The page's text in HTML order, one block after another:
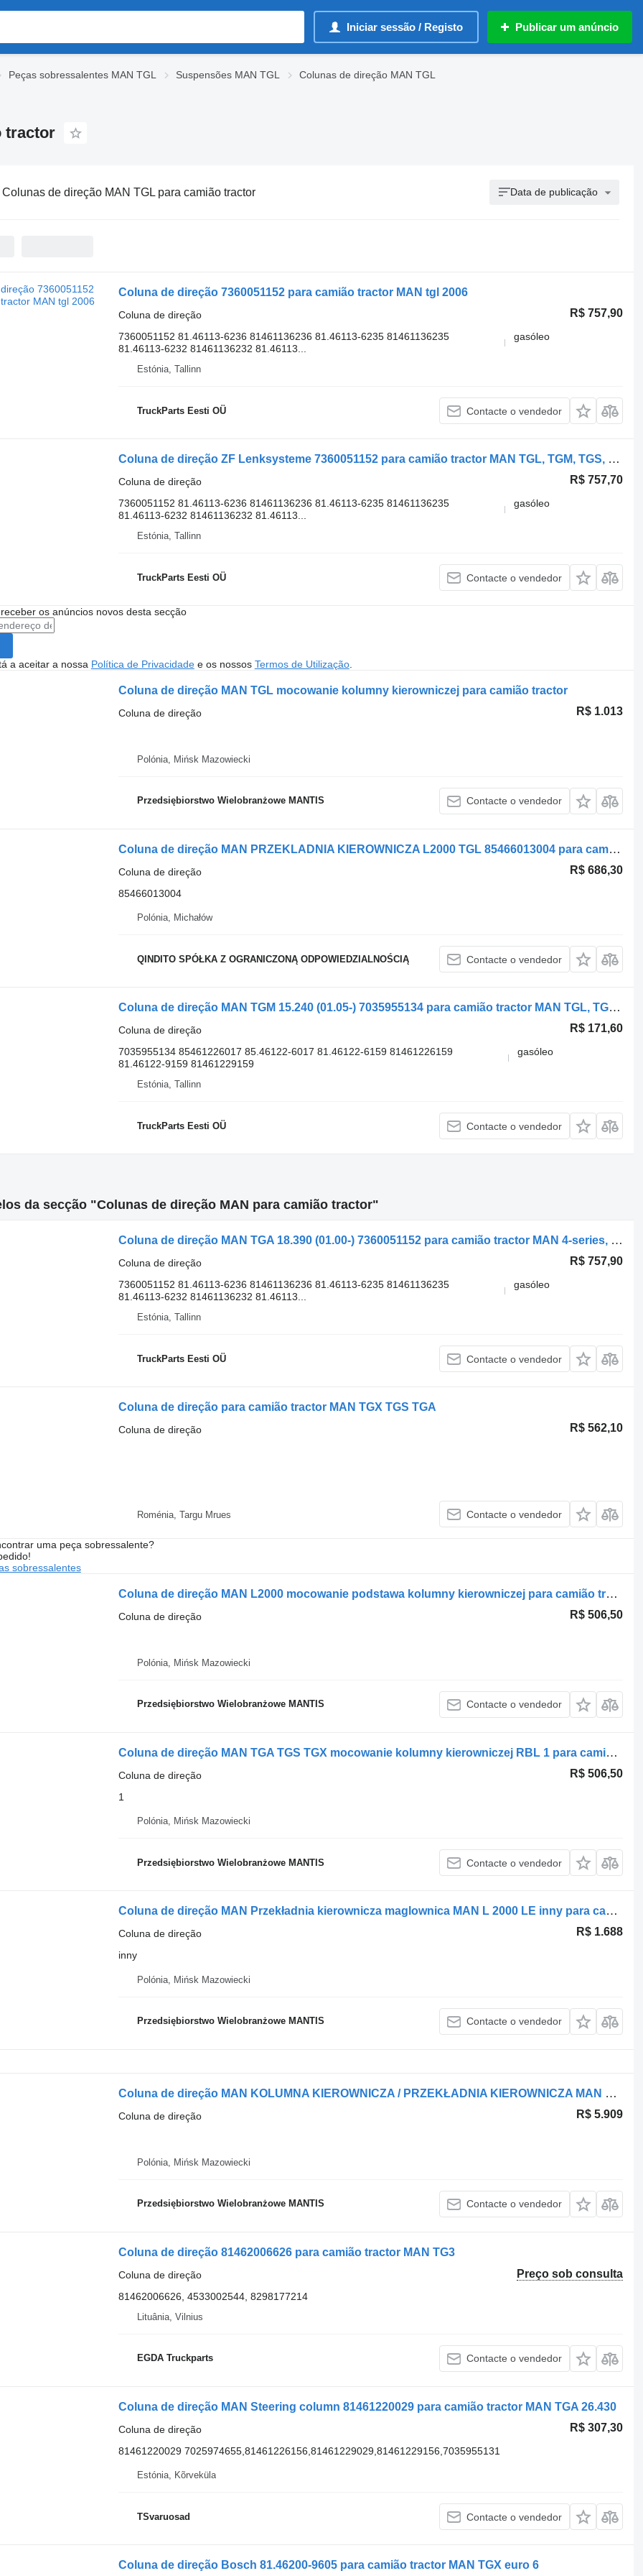
Iniciar sessão / Registo Publicar um anúncio
Peças sobressalentes MAN TGL Suspensões MAN TGL
Colunas de direção MAN TGL
tractor
Colunas de direção MAN TGL para camião tractor Data de publicação
Coluna de direção 7360051152 para camião tractor MAN tgl 2006
R$ 757,90
Coluna de direção
7360051152 81.46113-6236 81461136236 81.46113-6235 81461136235
81.46113-6232 81461136232 81.46113...
gasóleo
Estónia, Tallinn
TruckParts Eesti OÜ Contacte o vendedor
Coluna de direção ZF Lenksysteme 7360051152 para camião tractor MAN TGL, TGM, TGS, TGX (2005-2021)
R$ 757,70
Coluna de direção
7360051152 81.46113-6236 81461136236 81.46113-6235 81461136235
81.46113-6232 81461136232 81.46113...
gasóleo
Estónia, Tallinn
TruckParts Eesti OÜ Contacte o vendedor
os anúncios novos desta secção
a aceitar a nossa Política de Privacidadee os nossos Termos de Utilização.
Coluna de direção MAN TGL mocowanie kolumny kierowniczej para camião tractor
R$ 1.013
Coluna de direção
Polónia, Mińsk Mazowiecki
Przedsiębiorstwo Wielobranżowe MANTIS Contacte o vendedor
Coluna de direção MAN PRZEKLADNIA KIEROWNICZA L2000 TGL 85466013004 para camião tractor MAN
R$ 686,30
Coluna de direção
85466013004
Polónia, Michałów
QINDITO SPÓŁKA Z OGRANICZONĄ ODPOWIEDZIALNOŚCIĄ Contacte o vendedor
Coluna de direção MAN TGM 15.240 (01.05-) 7035955134 para camião tractor MAN TGL, TGM, TGS, TGX (2005-2021)
R$ 171,60
Coluna de direção
7035955134 85461226017 85.46122-6017 81.46122-6159 81461226159
81.46122-9159 81461229159
gasóleo
Estónia, Tallinn
TruckParts Eesti OÜ Contacte o vendedor
da secção "Colunas de direção MAN para camião tractor"
Coluna de direção MAN TGA 18.390 (01.00-) 7360051152 para camião tractor MAN 4-series, TGA (1993-2009)
R$ 757,90
Coluna de direção
7360051152 81.46113-6236 81461136236 81.46113-6235 81461136235
81.46113-6232 81461136232 81.46113...
gasóleo
Estónia, Tallinn
TruckParts Eesti OÜ Contacte o vendedor
Coluna de direção para camião tractor MAN TGX TGS TGA
R$ 562,10
Coluna de direção
Roménia, Targu Mrues Contacte o vendedor
uma peça sobressalente?
sobressalentes
Coluna de direção MAN L2000 mocowanie podstawa kolumny kierowniczej para camião tractor
R$ 506,50
Coluna de direção
Polónia, Mińsk Mazowiecki
Przedsiębiorstwo Wielobranżowe MANTIS Contacte o vendedor
Coluna de direção MAN TGA TGS TGX mocowanie kolumny kierowniczej RBL 1 para camião tractor
R$ 506,50
Coluna de direção
1
Polónia, Mińsk Mazowiecki
Przedsiębiorstwo Wielobranżowe MANTIS Contacte o vendedor
Coluna de direção MAN Przekładnia kierownicza maglownica MAN L 2000 LE inny para camião tractor
R$ 1.688
Coluna de direção
inny
Polónia, Mińsk Mazowiecki
Przedsiębiorstwo Wielobranżowe MANTIS Contacte o vendedor
Coluna de direção MAN KOLUMNA KIEROWNICZA / PRZEKŁADNIA KIEROWNICZA MAN TGM 22,5 para camião tractor
R$ 5.909
Coluna de direção
Polónia, Mińsk Mazowiecki
Przedsiębiorstwo Wielobranżowe MANTIS Contacte o vendedor
Coluna de direção 81462006626 para camião tractor MAN TG3
Preço sob consulta
Coluna de direção
81462006626, 4533002544, 8298177214
Lituânia, Vilnius
EGDA Truckparts Contacte o vendedor
Coluna de direção MAN Steering column 81461220029 para camião tractor MAN TGA 26.430
R$ 307,30
Coluna de direção
81461220029 7025974655,81461226156,81461229029,81461229156,7035955131
Estónia, Kõrveküla
TSvaruosad Contacte o vendedor
Coluna de direção Bosch 81.46200-9605 para camião tractor MAN TGX euro 6